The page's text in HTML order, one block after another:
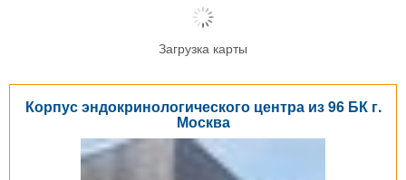
Загрузка карты
Корпус эндокринологического центра из 96 БК г.
Москва